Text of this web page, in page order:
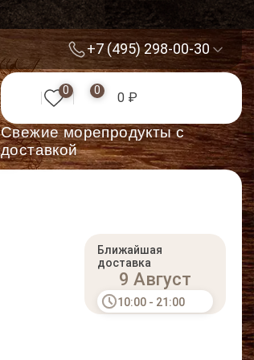
+7 (495) 298-00-30
0 0 0 ₽
Cвежие морепродукты с
доставкой
Ближайшая
доставка
9 Август
10:00 - 21:00